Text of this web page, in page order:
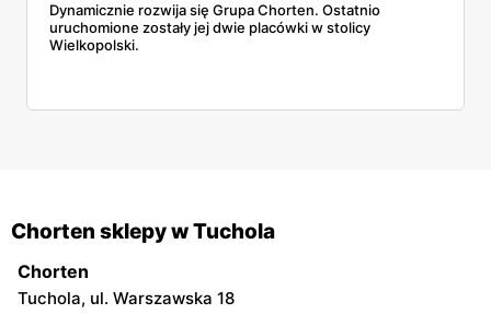
Dynamicznie rozwija się Grupa Chorten. Ostatnio
uruchomione zostały jej dwie placówki w stolicy
Wielkopolski.
Chorten sklepy w Tuchola
Chorten
Tuchola, ul. Warszawska 18